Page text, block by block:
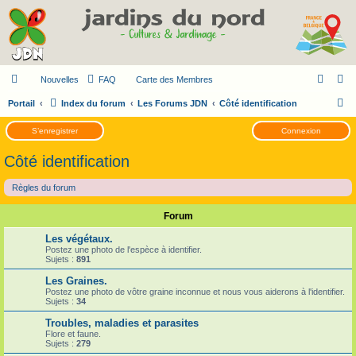
Nouvelles FAQ Carte des Membres
Portail Index du forum Les Forums JDN Côté identification
e
c
e
r
S’enregistrer Connexion
Côté identification
Règles du forum
Forum
Les végétaux.
Postez une photo de l'espèce à identifier.
Sujets : 891
Les Graines.
Postez une photo de vôtre graine inconnue et nous vous aiderons à l'identifier.
Sujets : 34
Troubles, maladies et parasites
Flore et faune.
Sujets : 279